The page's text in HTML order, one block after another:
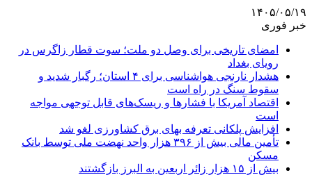
۱۴۰۵/۰۵/۱۹
خبر فوری
امضای تاریخی برای وصل دو ملت؛ سوت قطار زاگرس در
رویای بغداد
هشدار نارنجی هواشناسی برای ۴ استان؛ رگبار شدید و
سقوط سنگ در راه است
اقتصاد آمریکا با فشارها و ریسک‌های قابل توجهی مواجه
است
افزایش پلکانی تعرفه بهای برق کشاورزی لغو شد
تأمین مالی بیش از ۳۹۶ هزار واحد نهضت ملی توسط بانک
مسکن
بیش از ۱۵ هزار زائر اربعین به البرز بازگشتند